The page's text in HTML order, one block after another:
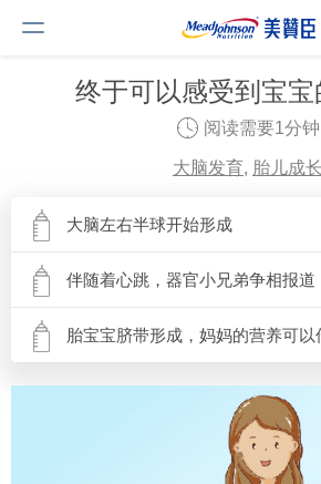
终于可以感受到宝宝
阅读需要1分钟
大脑发育, 胎儿成长
大脑左右半球开始形成
伴随着心跳，器官小兄弟争相报道
胎宝宝脐带形成，妈妈的营养可以